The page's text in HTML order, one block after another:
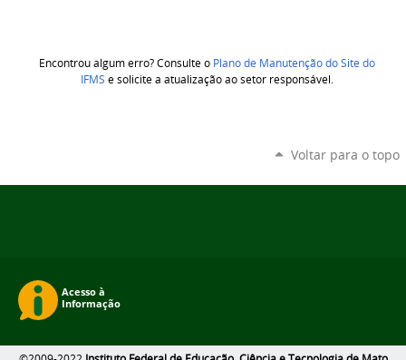
Encontrou algum erro? Consulte o Plano de Manutenção do Site do
IFMS e solicite a atualização ao setor responsável.
Voltar para o topo